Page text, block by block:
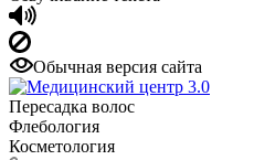
Обычная версия сайта
Пересадка волос
Флебология
Косметология